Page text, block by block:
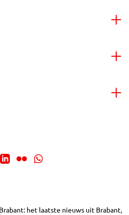
het laatste nieuws uit Brabant,